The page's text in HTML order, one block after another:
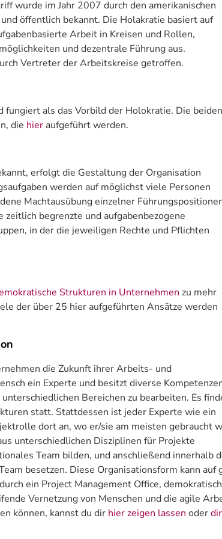
wurde im Jahr 2007 durch den amerikanischen
öffentlich bekannt. Die Holakratie basiert auf
Arbeit in Kreisen und Rollen,
und dezentrale Führung aus.
Vertreter der Arbeitskreise getroffen.
fungiert als das Vorbild der Holokratie. Die
die hier aufgeführt werden.
erfolgt die Gestaltung der Organisation
werden auf möglichst viele Personen
Machtausübung einzelner
begrenzte und aufgabenbezogene
in der die jeweiligen Rechte und Pflichten
Strukturen in Unternehmen zu mehr
der über 25 hier aufgeführten Ansätze werden
die Zukunft ihrer Arbeits- und
ein Experte und besitzt diverse
Bereichen zu bearbeiten. Es
statt. Stattdessen ist jeder Experte wie ein
dort an, wo er/sie am meisten gebraucht
unterschiedlichen Disziplinen für Projekte
Team bilden, und anschließend innerhalb
besetzen. Diese Organisationsform kann auf
ein Project Management Office, demokratisch
Vernetzung von Menschen und die agile
können, kannst du dir hier zeigen lassen oder